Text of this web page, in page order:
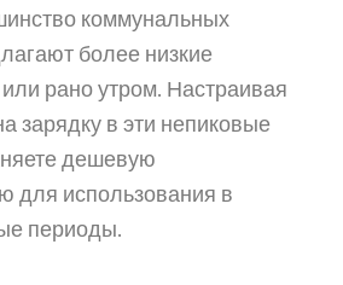
коммунальных
более низкие
рано утром. Настраивая
зарядку в эти непиковые
дешевую
для использования в
периоды.